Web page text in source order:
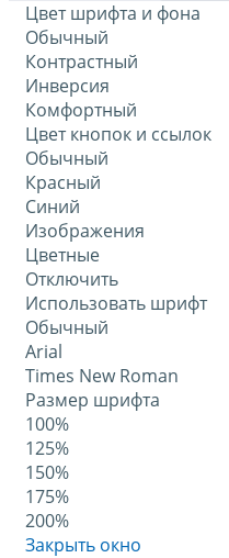
Цвет шрифта и фона
Обычный
Контрастный
Инверсия
Комфортный
Цвет кнопок и ссылок
Обычный
Красный
Синий
Изображения
Цветные
Отключить
Использовать шрифт
Обычный
Arial
Times New Roman
Размер шрифта
100%
125%
150%
175%
200%
Закрыть окно